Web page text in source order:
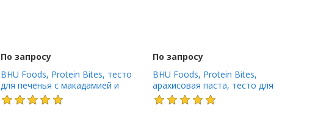
По запросу
BHU Foods, Protein Bites, тесто
для печенья с макадамией и
белым шоколадом, 6 кусочков, 25
г (0,88 унции)
По запросу
BHU Foods, Protein Bites,
арахисовая паста, тесто для
шоколадного печенья, 6 порций,
25 г (0,88 унции)